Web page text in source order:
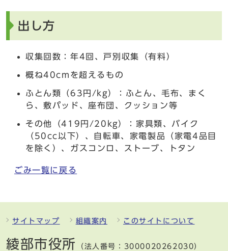
出し方
収集回数：年4回、戸別収集（有料）
概ね40cmを超えるもの
ふとん類（63円/kg）：ふとん、毛布、まく
ら、敷パッド、座布団、クッション等
その他（419円/20kg）：家具類、バイク
（50cc以下）、自転車、家電製品（家電4品目
を除く）、ガスコンロ、ストーブ、トタン
ごみ一覧に戻る
サイトマップ 組織案内 このサイトについて
綾部市役所 （法人番号：3000020262030）